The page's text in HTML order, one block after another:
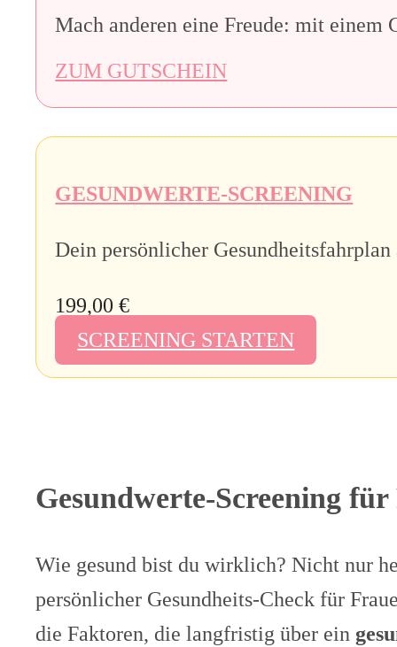
Mach anderen eine Freude: mit einem
ZUM GUTSCHEIN
GESUNDWERTE-SCREENING
Dein persönlicher
199,00 €
SCREENING STARTEN
Gesundwerte-Screening
Wie gesund bist du wirklich? Nicht nur
persönlicher Gesundheits-Check für
die Faktoren, die langfristig über ein